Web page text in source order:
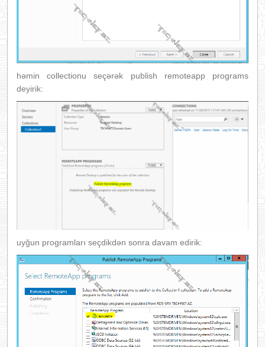
həmin collectionu seçərək publish remoteapp programs
deyirik:
uyğun programları seçdikdən sonra davam edirik: